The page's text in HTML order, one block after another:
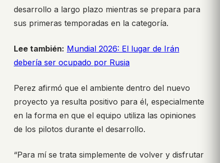
desarrollo a largo plazo mientras se prepara para
sus primeras temporadas en la categoría.
Lee también: Mundial 2026: El lugar de Irán
debería ser ocupado por Rusia
Perez afirmó que el ambiente dentro del nuevo
proyecto ya resulta positivo para él, especialmente
en la forma en que el equipo utiliza las opiniones
de los pilotos durante el desarrollo.
“Para mí se trata simplemente de volver y disfrutar